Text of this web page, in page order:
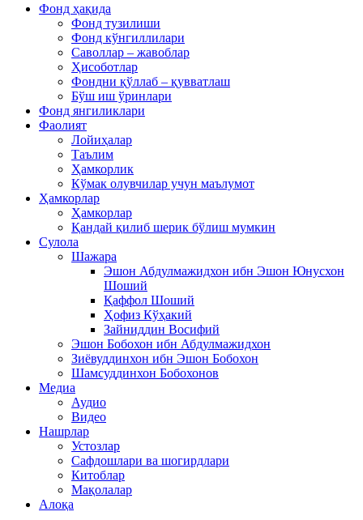
Фонд ҳақида
Фонд тузилиши
Фонд кўнгиллилари
Саволлар – жавоблар
Ҳисоботлар
Фондни қўллаб – қувватлаш
Бўш иш ўринлари
Фонд янгиликлари
Фаолият
Лойиҳалар
Таълим
Ҳамкорлик
Кўмак олувчилар учун маълумот
Ҳамкорлар
Ҳамкорлар
Қандай қилиб шерик бўлиш мумкин
Сулола
Шажара
Эшон Абдулмажидхон ибн Эшон Юнусхон
Шоший
Қаффол Шоший
Ҳофиз Кўҳакий
Зайниддин Восифий
Эшон Бобохон ибн Абдулмажидхон
Зиёвуддинхон ибн Эшон Бобохон
Шамсуддинхон Бобохонов
Медиа
Аудио
Видео
Нашрлар
Устозлар
Сафдошлари ва шогирдлари
Китоблар
Мақолалар
Алоқа